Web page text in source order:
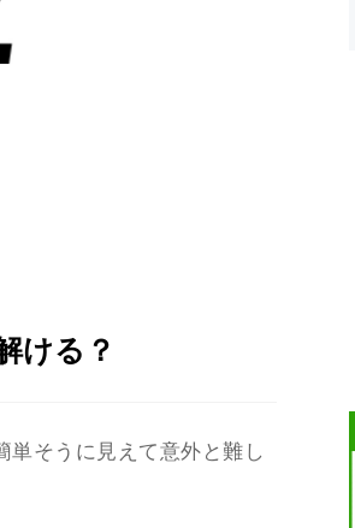
ける？
単そうに見えて意外と難し